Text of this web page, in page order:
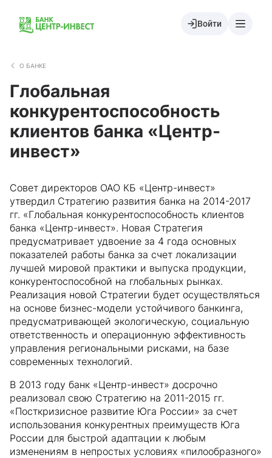
Войти
О БАНКЕ
Глобальная
конкурентоспособность
клиентов банка «Центр-
инвест»
Совет директоров ОАО КБ «Центр-инвест»
утвердил Стратегию развития банка на 2014-2017
гг. «Глобальная конкурентоспособность клиентов
банка «Центр-инвест». Новая Стратегия
предусматривает удвоение за 4 года основных
показателей работы банка за счет локализации
лучшей мировой практики и выпуска продукции,
конкурентоспособной на глобальных рынках.
Реализация новой Стратегии будет осуществляться
на основе бизнес-модели устойчивого банкинга,
предусматривающей экологическую, социальную
ответственность и операционную эффективность
управления региональными рисками, на базе
современных технологий.
В 2013 году банк «Центр-инвест» досрочно
реализовал свою Стратегию на 2011-2015 гг.
«Посткризисное развитие Юга России» за счет
использования конкурентных преимуществ Юга
России для быстрой адаптации к любым
изменениям в непростых условиях «пилообразного»